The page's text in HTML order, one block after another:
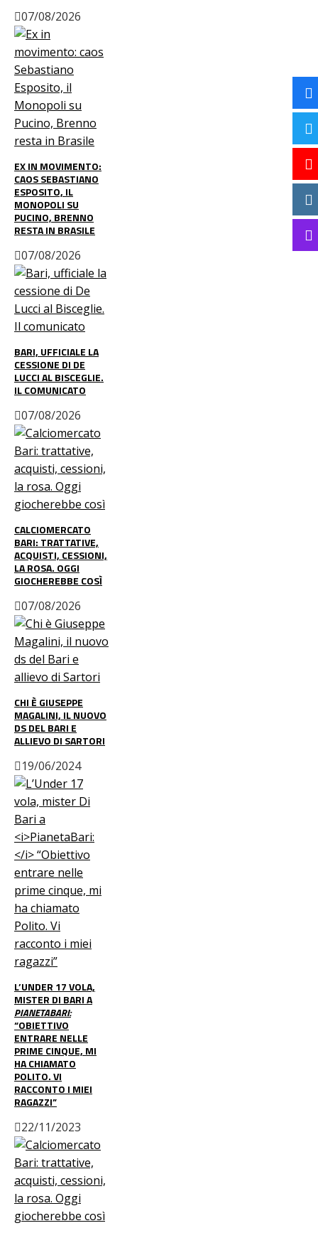
07/08/2026
EX IN MOVIMENTO:
CAOS SEBASTIANO
ESPOSITO, IL
MONOPOLI SU
PUCINO, BRENNO
RESTA IN BRASILE
07/08/2026
BARI, UFFICIALE LA
CESSIONE DI DE
LUCCI AL BISCEGLIE.
IL COMUNICATO
07/08/2026
CALCIOMERCATO
BARI: TRATTATIVE,
ACQUISTI, CESSIONI,
LA ROSA. OGGI
GIOCHEREBBE COSÌ
07/08/2026
CHI È GIUSEPPE
MAGALINI, IL NUOVO
DS DEL BARI E
ALLIEVO DI SARTORI
19/06/2024
L’UNDER 17 VOLA,
MISTER DI BARI A
PIANETABARI:
“OBIETTIVO
ENTRARE NELLE
PRIME CINQUE, MI
HA CHIAMATO
POLITO. VI
RACCONTO I MIEI
RAGAZZI”
22/11/2023